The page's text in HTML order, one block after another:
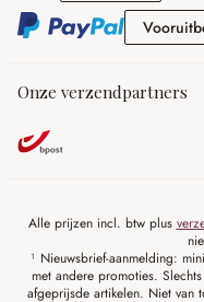
Onze verzendpartners
Alle prijzen incl. btw plus
¹ Nieuwsbrief-aanmelding:
met andere promoties.
afgeprijsde artikelen. Niet van